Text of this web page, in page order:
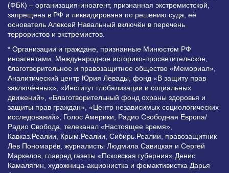
(ФБК) – организация-иноагент, признанная экстремистской,
запрещена в РФ и ликвидирована по решению суда; её
основатель Алексей Навальный включён в перечень
террористов и экстремистов.
* Организации и граждане, признанные Минюстом РФ
иноагентами: Международное историко-просветительское,
благотворительное и правозащитное общество «Мемориал»,
Аналитический центр Юрия Левады, фонд «В защиту прав
заключённых», «Институт глобализации и социальных
движений», «Благотворительный фонд охраны здоровья и
защиты прав граждан», «Центр независимых социологических
исследований», Голос Америки, Радио Свободная Европа/
Радио Свобода, телеканал «Настоящее время»,
Кавказ.Реалии, Крым.Реалии, Сибирь.Реалии, правозащитник
Лев Пономарёв, журналисты Людмила Савицкая и Сергей
Маркелов, главред газеты «Псковская губерния» Денис
Камалягин, художница-акционистка и фемактивистка Дарья